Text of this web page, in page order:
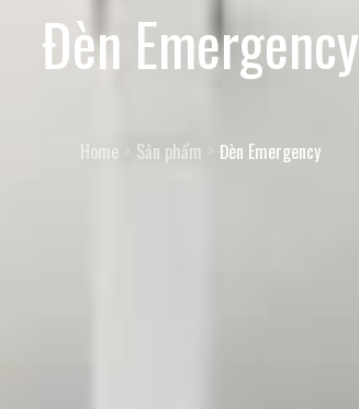
Đèn Emergency
Home Sản phẩm Đèn Emergency